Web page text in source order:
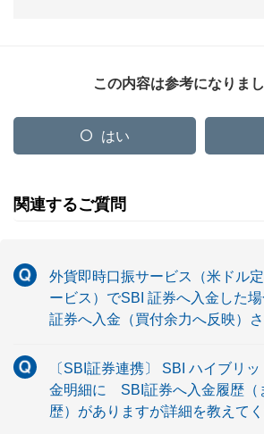
この内容は参考になりま
はい
関連するご質問
外貨即時口振サービス（米ドル
ービス）でSBI 証券へ入金した場
証券へ入金（買付余力へ反映）さ
〔SBI証券連携〕 SBI ハイブリ
金明細に SBI証券へ入金履歴（
歴）がありますが詳細を教えてく